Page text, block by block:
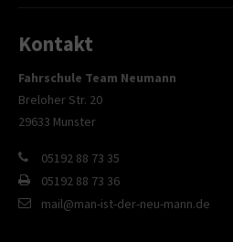
Kontakt
Fahrschule Team Neumann
Breloher Str. 20
29633 Munster
05192 88 73 35
05192 88 73 36
mail@man-ist-der-neu-mann.de